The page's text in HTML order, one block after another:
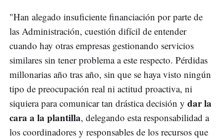
"Han alegado insuficiente financiación por parte de
las Administración, cuestión difícil de entender
cuando hay otras empresas gestionando servicios
similares sin tener problema a este respecto. Pérdidas
millonarias año tras año, sin que se haya visto ningún
tipo de preocupación real ni actitud proactiva, ni
siquiera para comunicar tan drástica decisión y dar la
cara a la plantilla, delegando esta responsabilidad a
los coordinadores y responsables de los recursos que